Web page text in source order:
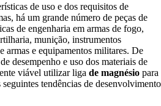
de uso e dos requisitos de
há um grande número de peças de
de engenharia em armas de fogo,
munição, instrumentos
armas e equipamentos militares. De
desempenho e uso dos materiais de
viável utilizar liga de magnésio para
tendências de desenvolvimento